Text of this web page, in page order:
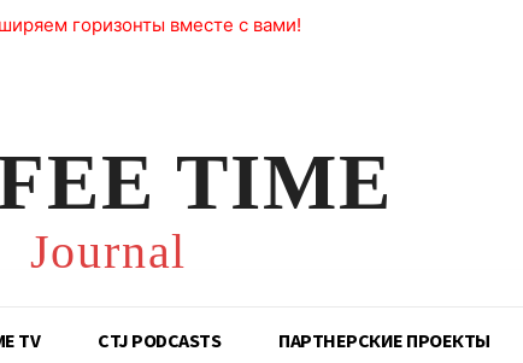
горизонты вместе с вами!
TIME
Journal
TV CTJ PODCASTS ПАРТНЕРСКИЕ ПРОЕКТЫ